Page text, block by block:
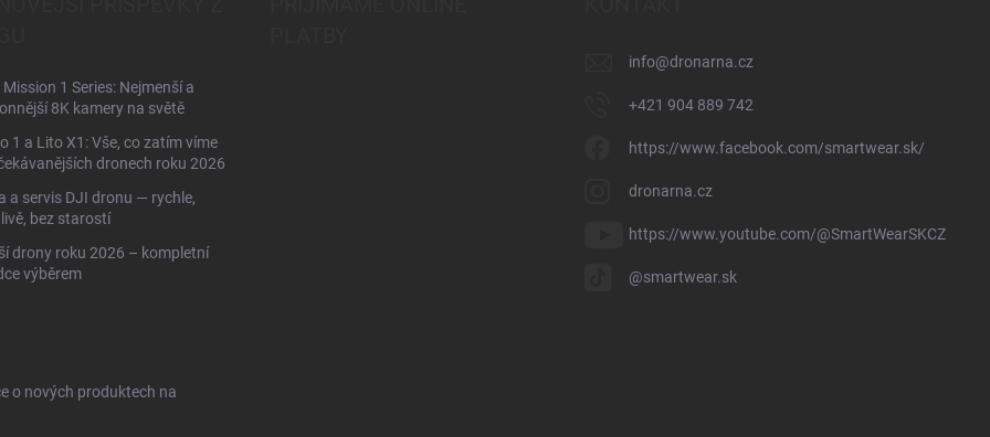
1 Series: Nejmenší a
8K kamery na světě
1 a Lito X1: Vše, co zatím víme
dronech roku 2026
a servis DJI dronu — rychle,
bez starostí
drony roku 2026 – kompletní
výběrem
info@dronarna.cz
+421 904 889 742
https://www.facebook.com/smartwear.sk/
dronarna.cz
https://www.youtube.com/@SmartWearSKCZ
@smartwear.sk
o nových produktech na